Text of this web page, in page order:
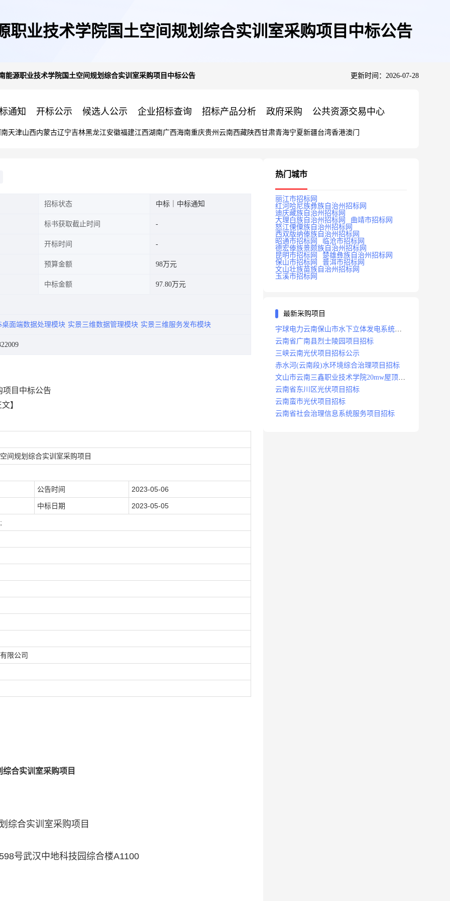
职业技术学院国土空间规划综合实训室采购项目中标公告
能源职业技术学院国土空间规划综合实训室采购项目中标公告 更新时间：2026-07-28
通知 开标公示 候选人公示 企业招标查询 招标产品分析 政府采购 公共资源交易中心
天津山西内蒙古辽宁吉林黑龙江安徽福建江西湖南广西海南重庆贵州 云南西藏陕西甘肃青海宁夏新疆台湾香港澳门
招标状态 中标｜中标通知
标书获取截止时间
开标时间
预算金额 98万元
中标金额 97.80万元
桌面端数据处理模块 实景三维数据管理模块 实景三维服务发布模块
项目中标公告
】
间规划综合实训室采购项目
公告时间 2023-05-06
中标日期 2023-05-05
限公司
合实训室采购项目
综合实训室采购项目
号武汉中地科技园综合楼A1100
热门城市
丽江市招标网
红河哈尼族彝族自治州招标网
迪庆藏族自治州招标网
大理白族自治州招标网
曲靖市招标网
怒江傈僳族自治州招标网
西双版纳傣族自治州招标网
昭通市招标网
临沧市招标网
德宏傣族景颇族自治州招标网
昆明市招标网
楚雄彝族自治州招标网
保山市招标网
普洱市招标网
文山壮族苗族自治州招标网
玉溪市招标网
最新采购项目
宇球电力云南保山市水下立体发电系统项
目招标
云南省广南县烈士陵园项目招标
三峡云南光伏项目招标公示
赤水河(云南段)水环境综合治理项目招标
文山市云南三鑫职业技术学院20mw屋顶分
布式光伏设计施工总承包(epc)项目招标
云南省东川区光伏项目招标
云南蛮市光伏项目招标
云南省社会治理信息系统服务项目招标